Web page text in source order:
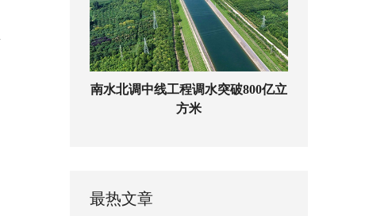
南水北调中线工程调水突破800亿立
方米
最热文章